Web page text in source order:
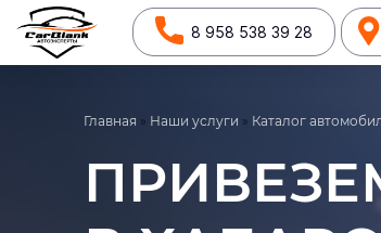
8 958 538 39 28
Главная » Наши услуги » Каталог